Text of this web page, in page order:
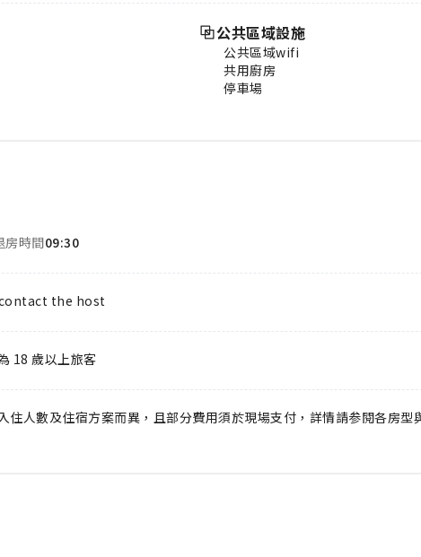
公共區域設施
公共區域wifi
共用廚房
停車場
房時間09:30
the host
18 歲以上旅客
住人數及住宿方案而異，且部分費用須於現場支付，詳情請参閱各房型